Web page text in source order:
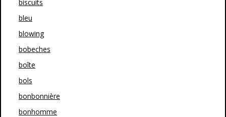
biscuits
bleu
blowing
bobeches
boîte
bols
bonbonnière
bonhomme